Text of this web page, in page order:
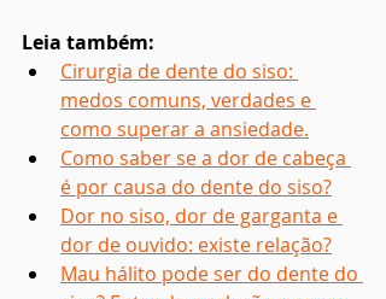
Leia também:
Cirurgia de dente do siso:
medos comuns, verdades e
como superar a ansiedade.
Como saber se a dor de cabeça
é por causa do dente do siso?
Dor no siso, dor de garganta e
dor de ouvido: existe relação?
Mau hálito pode ser do dente do